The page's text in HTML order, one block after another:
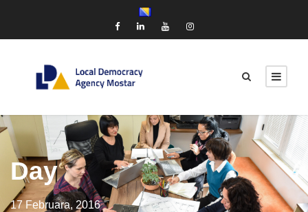
Day
17 Februara, 2016